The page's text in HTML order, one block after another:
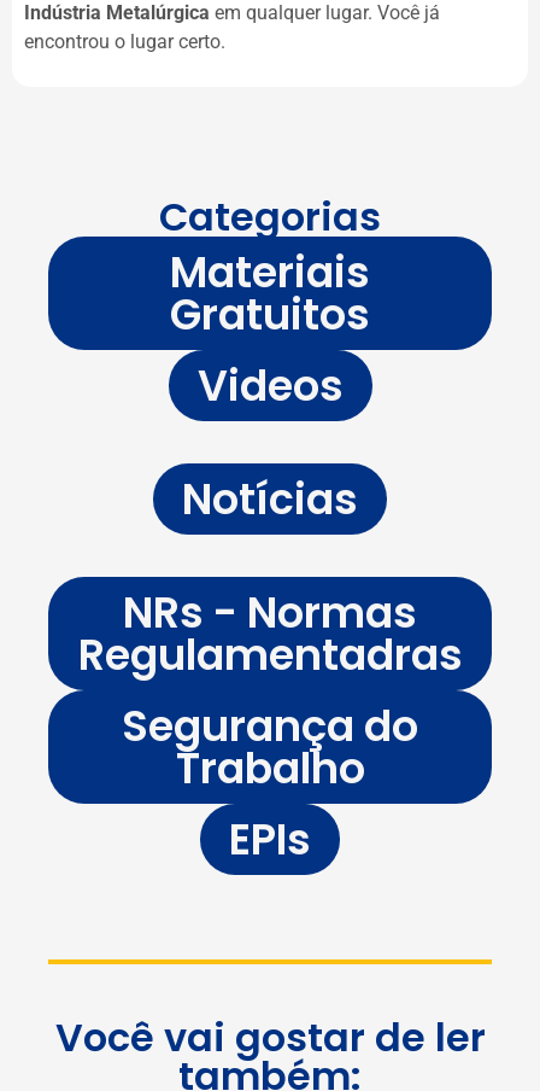
Indústria Metalúrgica em qualquer lugar. Você já
encontrou o lugar certo.
Categorias
Materiais
Gratuitos
Videos
Notícias
NRs - Normas
Regulamentadras
Segurança do
Trabalho
EPIs
Você vai gostar de ler
também: